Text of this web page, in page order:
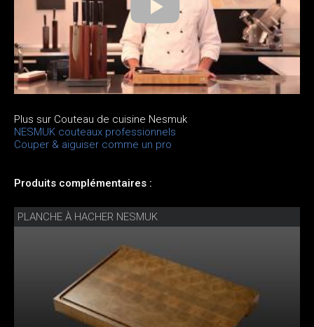
Plus sur Couteau de cuisine Nesmuk
NESMUK couteaux professionnels
Couper & aiguiser comme un pro
Produits complémentaires :
PLANCHE À HACHER NESMUK